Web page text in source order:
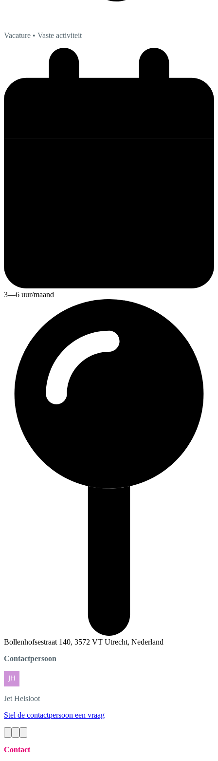
Vacature • Vaste activiteit
3—6 uur/maand
Bollenhofsestraat 140, 3572 VT Utrecht, Nederland
Contactpersoon
Jet Helsloot
Stel de contactpersoon een vraag
Contact